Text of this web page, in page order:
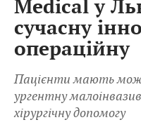
Medical у
сучасну
операційну
Пацієнти мають
ургентну
хірургічну допомогу